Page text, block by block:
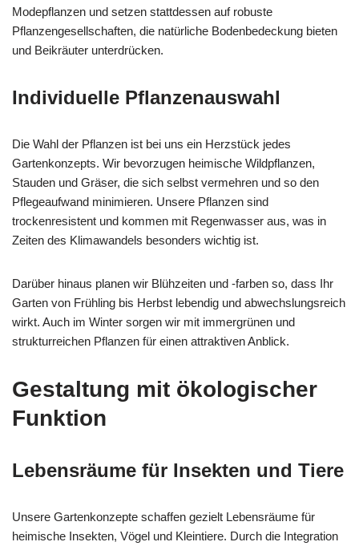
Modepflanzen und setzen stattdessen auf robuste
Pflanzengesellschaften, die natürliche Bodenbedeckung bieten
und Beikräuter unterdrücken.
Individuelle Pflanzenauswahl
Die Wahl der Pflanzen ist bei uns ein Herzstück jedes
Gartenkonzepts. Wir bevorzugen heimische Wildpflanzen,
Stauden und Gräser, die sich selbst vermehren und so den
Pflegeaufwand minimieren. Unsere Pflanzen sind
trockenresistent und kommen mit Regenwasser aus, was in
Zeiten des Klimawandels besonders wichtig ist.
Darüber hinaus planen wir Blühzeiten und -farben so, dass Ihr
Garten von Frühling bis Herbst lebendig und abwechslungsreich
wirkt. Auch im Winter sorgen wir mit immergrünen und
strukturreichen Pflanzen für einen attraktiven Anblick.
Gestaltung mit ökologischer
Funktion
Lebensräume für Insekten und Tiere
Unsere Gartenkonzepte schaffen gezielt Lebensräume für
heimische Insekten, Vögel und Kleintiere. Durch die Integration